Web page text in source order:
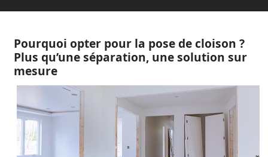
Pourquoi opter pour la pose de cloison ?
Plus qu’une séparation, une solution sur
mesure